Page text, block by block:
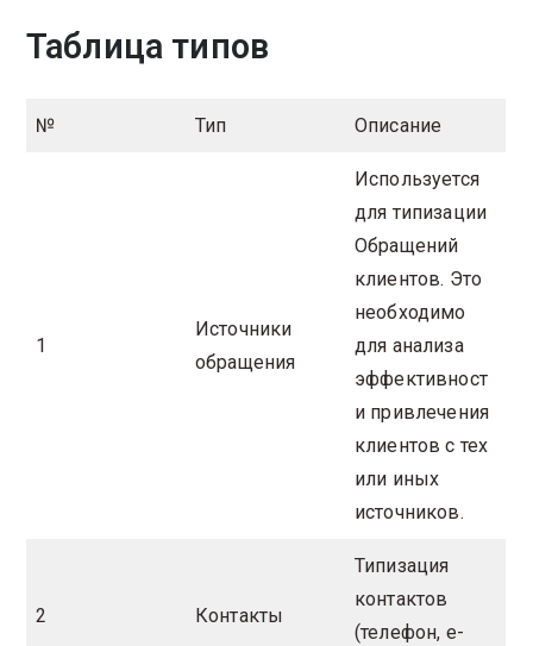
Таблица типов
№ Тип Описание
1
Источники
обращения
Используется
для типизации
Обращений
клиентов. Это
необходимо
для анализа
эффективност
и привлечения
клиентов с тех
или иных
источников.
2 Контакты
Типизация
контактов
(телефон, e-